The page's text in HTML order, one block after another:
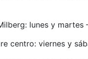
lunes y martes
centro: viernes y